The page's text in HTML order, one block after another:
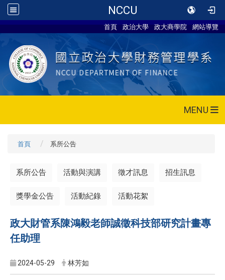
NCCU
首頁 政治大學 政大商學院 網站導覽
MENU
首頁 系所公告
系所公告 活動與演講 徵才訊息 招生訊息
獎學金公告 活動紀錄 活動花絮
政大財管系陳鴻毅老師誠徵科技部研究計畫專
任助理
2024-05-29 林芳如